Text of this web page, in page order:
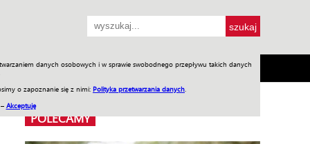
danych osobowych i w sprawie swobodnego przepływu takich danych
o zapoznanie się z nimi: Polityka przetwarzania danych
Akceptuję
SKLEP Jednodniówki Praca w WIW
POLECAMY